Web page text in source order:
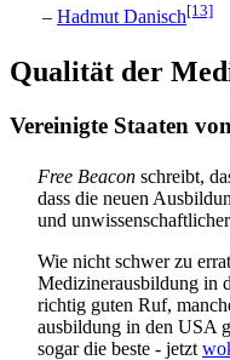
– Hadmut Danisch[13]
Qualität der
Vereinigte Staaten
Free Beacon schreibt,
dass die neuen
und
Wie nicht schwer zu
Mediziner­ausbildung in
richtig guten Ruf,
ausbildung in den USA
sogar die beste - jetzt